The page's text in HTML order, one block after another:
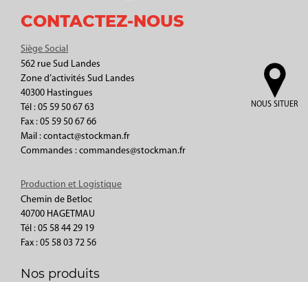
CONTACTEZ-NOUS
Siège Social
562 rue Sud Landes
Zone d’activités Sud Landes
40300 Hastingues
Tél : 05 59 50 67 63
Fax : 05 59 50 67 66
Mail : contact@stockman.fr
Commandes : commandes@stockman.fr
NOUS SITUER
Production et Logistique
Chemin de Betloc
40700 HAGETMAU
Tél : 05 58 44 29 19
Fax : 05 58 03 72 56
Nos produits